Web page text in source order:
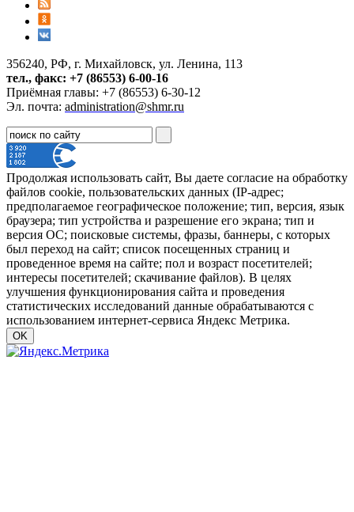
356240, РФ, г. Михайловск, ул. Ленина, 113
тел., факс: +7 (86553) 6-00-16
Приёмная главы: +7 (86553) 6-30-12
Эл. почта: administration@shmr.ru
Продолжая использовать сайт, Вы даете согласие на обработку
файлов cookie, пользовательских данных (IP-адрес;
предполагаемое географическое положение; тип, версия, язык
браузера; тип устройства и разрешение его экрана; тип и
версия ОС; поисковые системы, фразы, баннеры, с которых
был переход на сайт; список посещенных страниц и
проведенное время на сайте; пол и возраст посетителей;
интересы посетителей; скачивание файлов). В целях
улучшения функционирования сайта и проведения
статистических исследований данные обрабатываются с
использованием интернет-сервиса Яндекс Метрика.
OK